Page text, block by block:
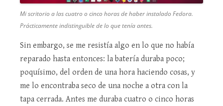
Mi scritorio a las cuatro o cinco horas de haber instalado Fedora.
Prácticamente indistinguible de lo que tenía antes.
Sin embargo, se me resistía algo en lo que no había
reparado hasta entonces: la batería duraba poco;
poquísimo, del orden de una hora haciendo cosas, y
me lo encontraba seco de una noche a otra con la
tapa cerrada. Antes me duraba cuatro o cinco horas